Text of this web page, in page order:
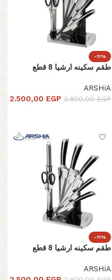
-11%
طقم سكينه ارشيا 8 قطع
ARSHiA
2.800,00EGP
2.500,00 EGP
-11%
طقم سكينه ارشيا 8 قطع
ARSHiA